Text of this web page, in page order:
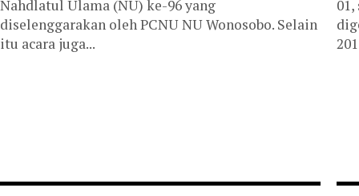
Nahdlatul Ulama (NU) ke-96 yang
diselenggarakan oleh PCNU NU Wonosobo. Selain
itu acara juga...